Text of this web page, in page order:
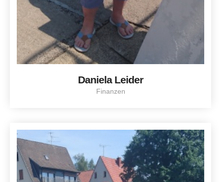
Daniela Leider
Finanzen